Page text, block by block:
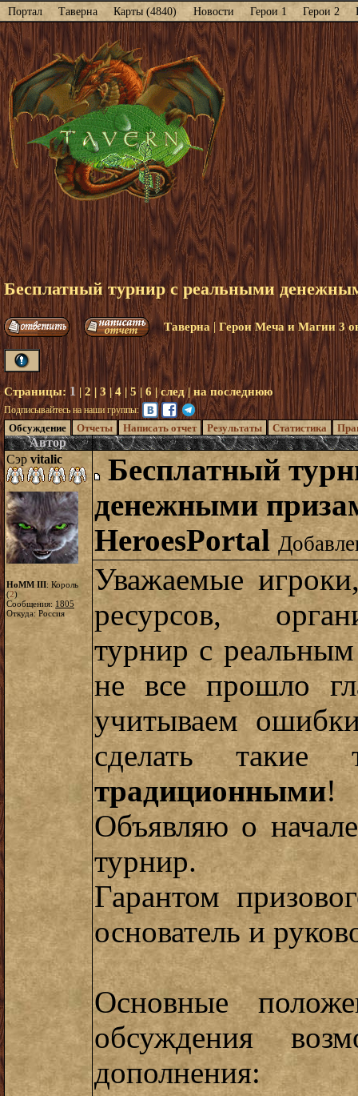
Портал Таверна Карты (4840) Новости Герои 1 Герои 2
Бесплатный турнир с реальными
Таверна| Герои Меча и Магии 3
Страницы: 1 |2 | 3 |4 | 5| 6 |след|на последнюю
Подписывайтесь на наши группы:
Обсуждение Отчеты Написать отчет Результаты Статистика
Автор
Сэр vitalic
HoMM III: Король
(2)
Сообщения: 1805
Откуда: Россия
Бесплатный
денежными
HeroesPortal
Уважаемые
ресурсов,
турнир с
не все прошло
учитываем
сделать
традиционными!
Объявляю о
турнир.
Гарантом
основатель и
Основные
обсуждения
дополнения: